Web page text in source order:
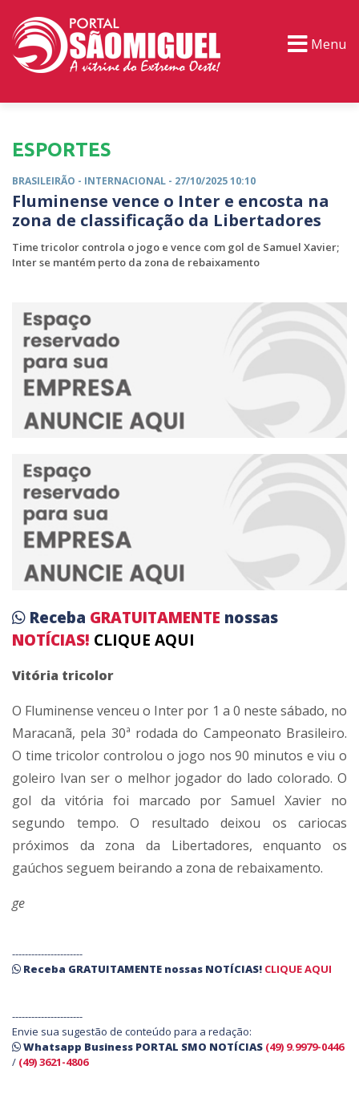
Menu
ESPORTES
BRASILEIRÃO - INTERNACIONAL - 27/10/2025 10:10
Fluminense vence o Inter e encosta na
zona de classificação da Libertadores
Time tricolor controla o jogo e vence com gol de Samuel Xavier;
Inter se mantém perto da zona de rebaixamento
Receba GRATUITAMENTE nossas
NOTÍCIAS! CLIQUE AQUI
Vitória tricolor
O Fluminense venceu o Inter por 1 a 0 neste sábado, no
Maracanã, pela 30ª rodada do Campeonato Brasileiro.
O time tricolor controlou o jogo nos 90 minutos e viu o
goleiro Ivan ser o melhor jogador do lado colorado. O
gol da vitória foi marcado por Samuel Xavier no
segundo tempo. O resultado deixou os cariocas
próximos da zona da Libertadores, enquanto os
gaúchos seguem beirando a zona de rebaixamento.
ge
----------------------
Receba GRATUITAMENTE nossas NOTÍCIAS! CLIQUE AQUI
----------------------
Envie sua sugestão de conteúdo para a redação:
Whatsapp Business PORTAL SMO NOTÍCIAS (49) 9.9979-0446
/ (49) 3621-4806